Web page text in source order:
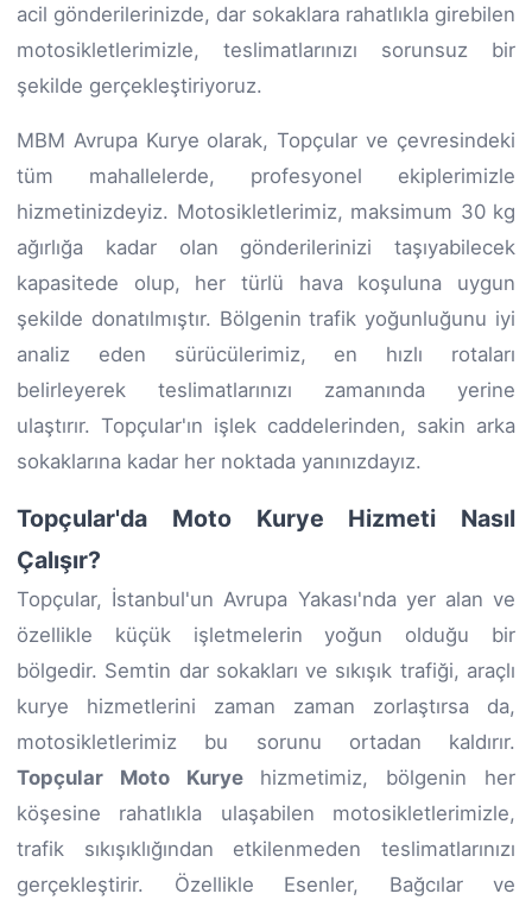
acil gönderilerinizde, dar sokaklara rahatlıkla girebilen
motosikletlerimizle, teslimatlarınızı sorunsuz bir
şekilde gerçekleştiriyoruz.
MBM Avrupa Kurye olarak, Topçular ve çevresindeki
tüm mahallelerde, profesyonel ekiplerimizle
hizmetinizdeyiz. Motosikletlerimiz, maksimum 30 kg
ağırlığa kadar olan gönderilerinizi taşıyabilecek
kapasitede olup, her türlü hava koşuluna uygun
şekilde donatılmıştır. Bölgenin trafik yoğunluğunu iyi
analiz eden sürücülerimiz, en hızlı rotaları
belirleyerek teslimatlarınızı zamanında yerine
ulaştırır. Topçular'ın işlek caddelerinden, sakin arka
sokaklarına kadar her noktada yanınızdayız.
Topçular'da Moto Kurye Hizmeti Nasıl
Çalışır?
Topçular, İstanbul'un Avrupa Yakası'nda yer alan ve
özellikle küçük işletmelerin yoğun olduğu bir
bölgedir. Semtin dar sokakları ve sıkışık trafiği, araçlı
kurye hizmetlerini zaman zaman zorlaştırsa da,
motosikletlerimiz bu sorunu ortadan kaldırır.
Topçular Moto Kuryehizmetimiz, bölgenin her
köşesine rahatlıkla ulaşabilen motosikletlerimizle,
trafik sıkışıklığından etkilenmeden teslimatlarınızı
gerçekleştirir. Özellikle Esenler, Bağcılar ve